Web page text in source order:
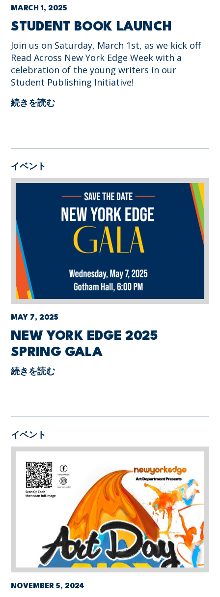
MARCH 1, 2025
STUDENT BOOK LAUNCH
Join us on Saturday, March 1st, as we kick off
Read Across New York Edge Week with a
celebration of the young writers in our
Student Publishing Initiative!
続きを読む
イベント
MAY 7, 2025
NEW YORK EDGE 2025
SPRING GALA
続きを読む
イベント
NOVEMBER 5, 2024